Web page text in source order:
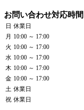
お問い合わせ対応時間
日 休業日
月 10:00 ～ 17:00
火 10:00 ～ 17:00
水 10:00 ～ 17:00
木 10:00 ～ 17:00
金 10:00 ～ 17:00
土 休業日
祝 休業日